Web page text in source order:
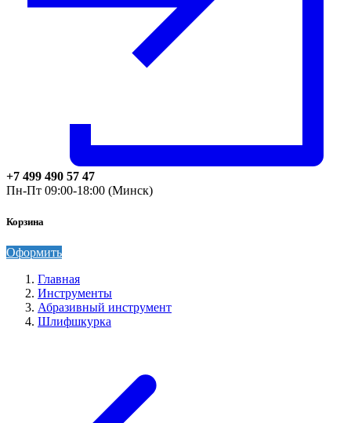
+7 499 490 57 47
Пн-Пт 09:00-18:00 (Минск)
Корзина
Оформить
Главная
Инструменты
Абразивный инструмент
Шлифшкурка